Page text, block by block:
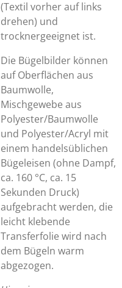
(Textil vorher auf links
drehen) und
trocknergeeignet ist.
Die Bügelbilder können
auf Oberflächen aus
Baumwolle,
Mischgewebe aus
Polyester/Baumwolle
und Polyester/Acryl mit
einem handelsüblichen
Bügeleisen (ohne Dampf,
ca. 160 °C, ca. 15
Sekunden Druck)
aufgebracht werden, die
leicht klebende
Transferfolie wird nach
dem Bügeln warm
abgezogen.